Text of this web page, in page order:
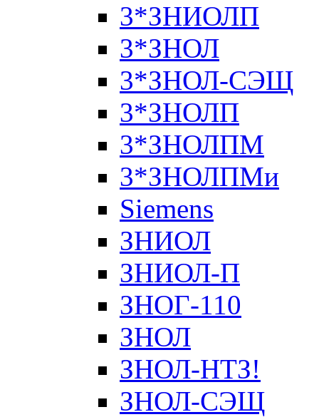
3*ЗНИОЛП
3*ЗНОЛ
3*ЗНОЛ-СЭЩ
3*ЗНОЛП
3*ЗНОЛПМ
3*ЗНОЛПМи
Siemens
ЗНИОЛ
ЗНИОЛ-П
ЗНОГ-110
ЗНОЛ
ЗНОЛ-НТЗ!
ЗНОЛ-СЭЩ